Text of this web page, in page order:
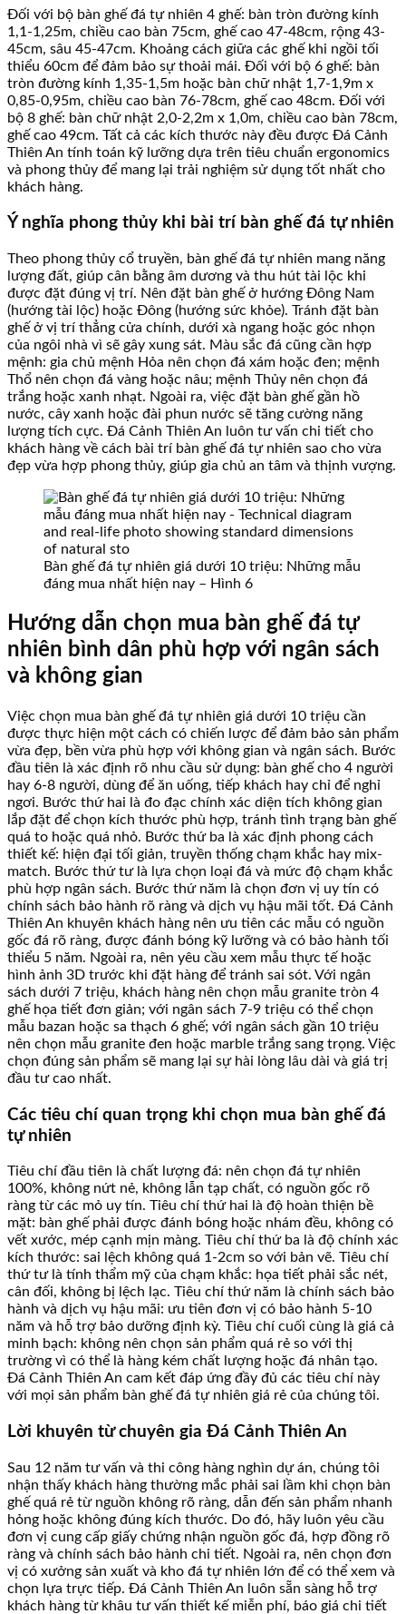
Đối với bộ bàn ghế đá tự nhiên 4 ghế: bàn tròn đường kính
1,1-1,25m, chiều cao bàn 75cm, ghế cao 47-48cm, rộng 43-
45cm, sâu 45-47cm. Khoảng cách giữa các ghế khi ngồi tối
thiểu 60cm để đảm bảo sự thoải mái. Đối với bộ 6 ghế: bàn
tròn đường kính 1,35-1,5m hoặc bàn chữ nhật 1,7-1,9m x
0,85-0,95m, chiều cao bàn 76-78cm, ghế cao 48cm. Đối với
bộ 8 ghế: bàn chữ nhật 2,0-2,2m x 1,0m, chiều cao bàn 78cm,
ghế cao 49cm. Tất cả các kích thước này đều được Đá Cảnh
Thiên An tính toán kỹ lưỡng dựa trên tiêu chuẩn ergonomics
và phong thủy để mang lại trải nghiệm sử dụng tốt nhất cho
khách hàng.
Ý nghĩa phong thủy khi bài trí bàn ghế đá tự nhiên
Theo phong thủy cổ truyền, bàn ghế đá tự nhiên mang năng
lượng đất, giúp cân bằng âm dương và thu hút tài lộc khi
được đặt đúng vị trí. Nên đặt bàn ghế ở hướng Đông Nam
(hướng tài lộc) hoặc Đông (hướng sức khỏe). Tránh đặt bàn
ghế ở vị trí thẳng cửa chính, dưới xà ngang hoặc góc nhọn
của ngôi nhà vì sẽ gây xung sát. Màu sắc đá cũng cần hợp
mệnh: gia chủ mệnh Hỏa nên chọn đá xám hoặc đen; mệnh
Thổ nên chọn đá vàng hoặc nâu; mệnh Thủy nên chọn đá
trắng hoặc xanh nhạt. Ngoài ra, việc đặt bàn ghế gần hồ
nước, cây xanh hoặc đài phun nước sẽ tăng cường năng
lượng tích cực. Đá Cảnh Thiên An luôn tư vấn chi tiết cho
khách hàng về cách bài trí bàn ghế đá tự nhiên sao cho vừa
đẹp vừa hợp phong thủy, giúp gia chủ an tâm và thịnh vượng.
Bàn ghế đá tự nhiên giá dưới 10 triệu: Những mẫu
đáng mua nhất hiện nay – Hình 6
Hướng dẫn chọn mua bàn ghế đá tự
nhiên bình dân phù hợp với ngân sách
và không gian
Việc chọn mua bàn ghế đá tự nhiên giá dưới 10 triệu cần
được thực hiện một cách có chiến lược để đảm bảo sản phẩm
vừa đẹp, bền vừa phù hợp với không gian và ngân sách. Bước
đầu tiên là xác định rõ nhu cầu sử dụng: bàn ghế cho 4 người
hay 6-8 người, dùng để ăn uống, tiếp khách hay chỉ để nghỉ
ngơi. Bước thứ hai là đo đạc chính xác diện tích không gian
lắp đặt để chọn kích thước phù hợp, tránh tình trạng bàn ghế
quá to hoặc quá nhỏ. Bước thứ ba là xác định phong cách
thiết kế: hiện đại tối giản, truyền thống chạm khắc hay mix-
match. Bước thứ tư là lựa chọn loại đá và mức độ chạm khắc
phù hợp ngân sách. Bước thứ năm là chọn đơn vị uy tín có
chính sách bảo hành rõ ràng và dịch vụ hậu mãi tốt. Đá Cảnh
Thiên An khuyên khách hàng nên ưu tiên các mẫu có nguồn
gốc đá rõ ràng, được đánh bóng kỹ lưỡng và có bảo hành tối
thiểu 5 năm. Ngoài ra, nên yêu cầu xem mẫu thực tế hoặc
hình ảnh 3D trước khi đặt hàng để tránh sai sót. Với ngân
sách dưới 7 triệu, khách hàng nên chọn mẫu granite tròn 4
ghế họa tiết đơn giản; với ngân sách 7-9 triệu có thể chọn
mẫu bazan hoặc sa thạch 6 ghế; với ngân sách gần 10 triệu
nên chọn mẫu granite đen hoặc marble trắng sang trọng. Việc
chọn đúng sản phẩm sẽ mang lại sự hài lòng lâu dài và giá trị
đầu tư cao nhất.
Các tiêu chí quan trọng khi chọn mua bàn ghế đá
tự nhiên
Tiêu chí đầu tiên là chất lượng đá: nên chọn đá tự nhiên
100%, không nứt nẻ, không lẫn tạp chất, có nguồn gốc rõ
ràng từ các mỏ uy tín. Tiêu chí thứ hai là độ hoàn thiện bề
mặt: bàn ghế phải được đánh bóng hoặc nhám đều, không có
vết xước, mép cạnh mịn màng. Tiêu chí thứ ba là độ chính xác
kích thước: sai lệch không quá 1-2cm so với bản vẽ. Tiêu chí
thứ tư là tính thẩm mỹ của chạm khắc: họa tiết phải sắc nét,
cân đối, không bị lệch lạc. Tiêu chí thứ năm là chính sách bảo
hành và dịch vụ hậu mãi: ưu tiên đơn vị có bảo hành 5-10
năm và hỗ trợ bảo dưỡng định kỳ. Tiêu chí cuối cùng là giá cả
minh bạch: không nên chọn sản phẩm quá rẻ so với thị
trường vì có thể là hàng kém chất lượng hoặc đá nhân tạo.
Đá Cảnh Thiên An cam kết đáp ứng đầy đủ các tiêu chí này
với mọi sản phẩm bàn ghế đá tự nhiên giá rẻ của chúng tôi.
Lời khuyên từ chuyên gia Đá Cảnh Thiên An
Sau 12 năm tư vấn và thi công hàng nghìn dự án, chúng tôi
nhận thấy khách hàng thường mắc phải sai lầm khi chọn bàn
ghế quá rẻ từ nguồn không rõ ràng, dẫn đến sản phẩm nhanh
hỏng hoặc không đúng kích thước. Do đó, hãy luôn yêu cầu
đơn vị cung cấp giấy chứng nhận nguồn gốc đá, hợp đồng rõ
ràng và chính sách bảo hành chi tiết. Ngoài ra, nên chọn đơn
vị có xưởng sản xuất và kho đá tự nhiên lớn để có thể xem và
chọn lựa trực tiếp. Đá Cảnh Thiên An luôn sẵn sàng hỗ trợ
khách hàng từ khâu tư vấn thiết kế miễn phí, báo giá chi tiết